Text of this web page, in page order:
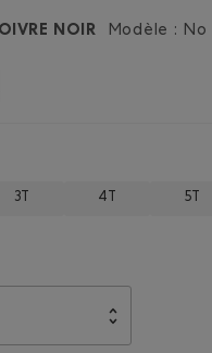
NOIR Modèle : No
3T 4T 5T